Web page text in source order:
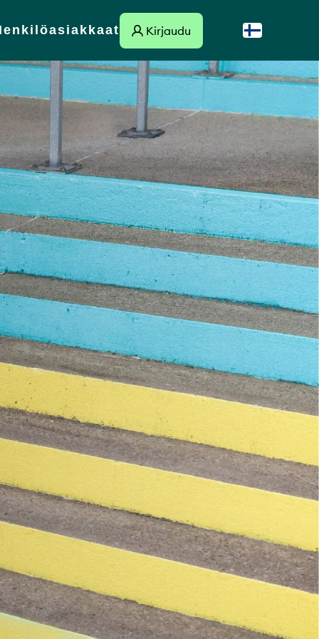
Kirjaudu
Link to external site
Suomi
Svenska
English
Dansk
Norsk
Deutsch